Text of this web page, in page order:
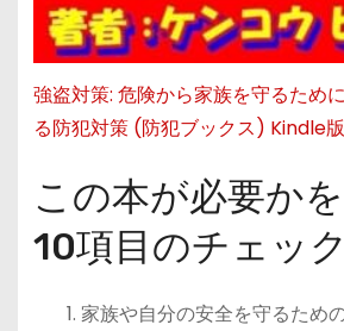
強盗対策: 危険から家族を守るため
る防犯対策 (防犯ブックス) Kindle版
この本が必要か
10項目のチェッ
家族や自分の安全を守るため